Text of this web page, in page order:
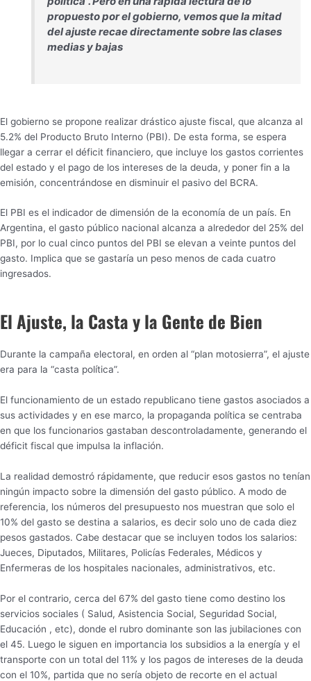
propuesto por el gobierno, vemos que la mitad
del ajuste recae directamente sobre las clases
medias y bajas
El gobierno se propone realizar drástico ajuste fiscal, que alcanza al
5.2% del Producto Bruto Interno (PBI). De esta forma, se espera
llegar a cerrar el déficit financiero, que incluye los gastos corrientes
del estado y el pago de los intereses de la deuda, y poner fin a la
emisión, concentrándose en disminuir el pasivo del BCRA.
El PBI es el indicador de dimensión de la economía de un país. En
Argentina, el gasto público nacional alcanza a alrededor del 25% del
PBI, por lo cual cinco puntos del PBI se elevan a veinte puntos del
gasto. Implica que se gastaría un peso menos de cada cuatro
ingresados.
El Ajuste, la Casta y la Gente de Bien
Durante la campaña electoral, en orden al “plan motosierra”, el ajuste
era para la “casta política”.
El funcionamiento de un estado republicano tiene gastos asociados a
sus actividades y en ese marco, la propaganda política se centraba
en que los funcionarios gastaban descontroladamente, generando el
déficit fiscal que impulsa la inflación.
La realidad demostró rápidamente, que reducir esos gastos no tenían
ningún impacto sobre la dimensión del gasto público. A modo de
referencia, los números del presupuesto nos muestran que solo el
10% del gasto se destina a salarios, es decir solo uno de cada diez
pesos gastados. Cabe destacar que se incluyen todos los salarios:
Jueces, Diputados, Militares, Policías Federales, Médicos y
Enfermeras de los hospitales nacionales, administrativos, etc.
Por el contrario, cerca del 67% del gasto tiene como destino los
servicios sociales ( Salud, Asistencia Social, Seguridad Social,
Educación , etc), donde el rubro dominante son las jubilaciones con
el 45. Luego le siguen en importancia los subsidios a la energía y el
transporte con un total del 11% y los pagos de intereses de la deuda
con el 10%, partida que no sería objeto de recorte en el actual